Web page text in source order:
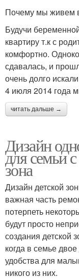
Почему мы живем
Будучи
квартиру т.к с
комфортно.
сдавалась, и
очень долго
4 июля 2014 года
читать дальше →
Дизайн
для семьи
зона
Дизайн детской
важная часть
потерпеть
будут просто
создания детской
когда в семье
удобства для
никого из них.